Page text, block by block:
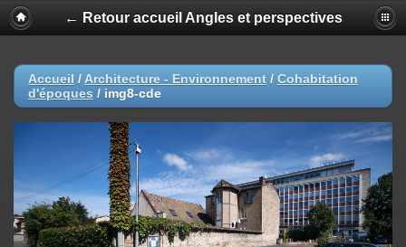
← Retour accueil Angles et perspectives
Accueil / Architecture - Environnement / Cohabitation
d'époques / img8-cde